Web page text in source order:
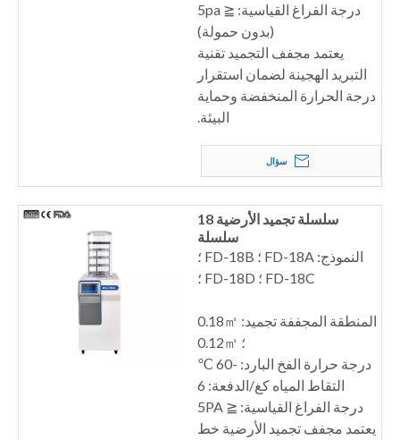
درجة الفراغ القياسية: ≦ 5pa
(بدون حمولة)
يعتمد مجفف التجميد تقنية
التبريد الهجينة لضمان استقرار
درجة الحرارة المنخفضة وحماية
البيئة.
سؤال
سلسلة تجميد الأرضية 18
سلسلة
النموذج: FD-18A ؛ FD-18B ؛
FD-18C ؛ FD-18D ؛
المنطقة المجففة تجميد: 0.18㎡
؛ 0.12㎡
درجة حرارة الفخ البارد: -60 ℃
التقاط المياه كغ/الدفعة: 6
درجة الفراغ القياسية: ≦ 5PA
يعتمد مجفف تجميد الأرضية خط